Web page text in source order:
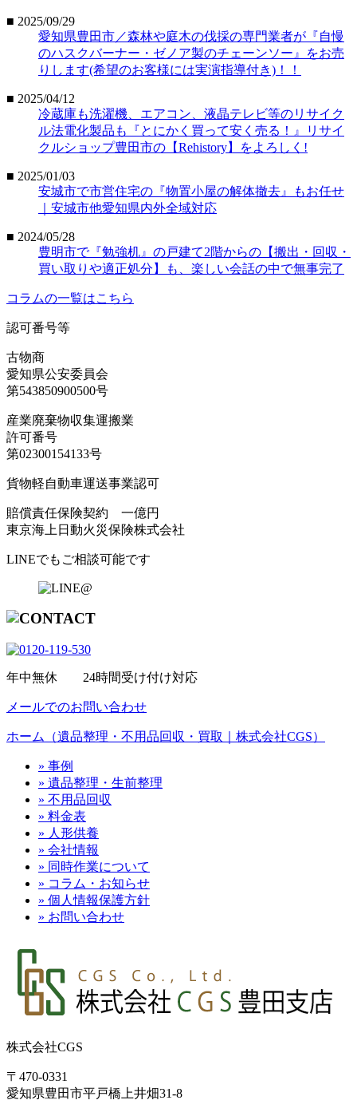
■ 2025/09/29
愛知県豊田市／森林や庭木の伐採の専門業者が『自慢
のハスクバーナー・ゼノア製のチェーンソー』をお売
りします(希望のお客様には実演指導付き)！！
■ 2025/04/12
冷蔵庫も洗濯機、エアコン、液晶テレビ等のリサイク
ル法電化製品も『とにかく買って安く売る！』リサイ
クルショップ豊田市の【Rehistory】をよろしく!
■ 2025/01/03
安城市で市営住宅の『物置小屋の解体撤去』もお任せ
｜安城市他愛知県内外全域対応
■ 2024/05/28
豊明市で『勉強机』の戸建て2階からの【搬出・回収・
買い取りや適正処分】も、楽しい会話の中で無事完了
コラムの一覧はこちら
認可番号等
古物商
愛知県公安委員会
第543850900500号
産業廃棄物収集運搬業
許可番号
第02300154133号
貨物軽自動車運送事業認可
賠償責任保険契約 一億円
東京海上日動火災保険株式会社
LINEでもご相談可能です
年中無休 24時間受け付け対応
メールでのお問い合わせ
ホーム（遺品整理・不用品回収・買取｜株式会社CGS）
» 事例
» 遺品整理・生前整理
» 不用品回収
» 料金表
» 人形供養
» 会社情報
» 同時作業について
» コラム・お知らせ
» 個人情報保護方針
» お問い合わせ
株式会社CGS
〒470-0331
愛知県豊田市平戸橋上井畑31-8